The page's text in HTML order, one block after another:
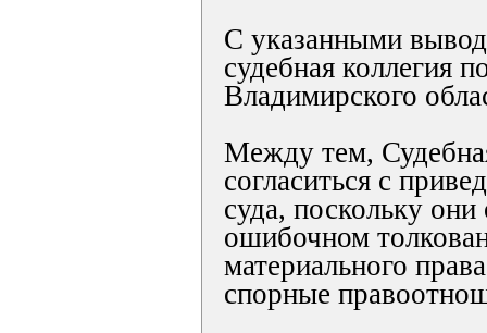
С указанными
судебная коллегия
Владимирского
Между тем,
согласиться с
суда, поскольку
ошибочном
материального
спорные